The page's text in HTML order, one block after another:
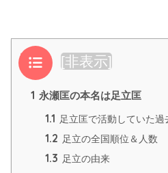
目次 [非表示]
1 永瀬匡の本名は足立匡
1.1 足立匡で活動していた過
1.2 足立の全国順位＆人数
1.3 足立の由来